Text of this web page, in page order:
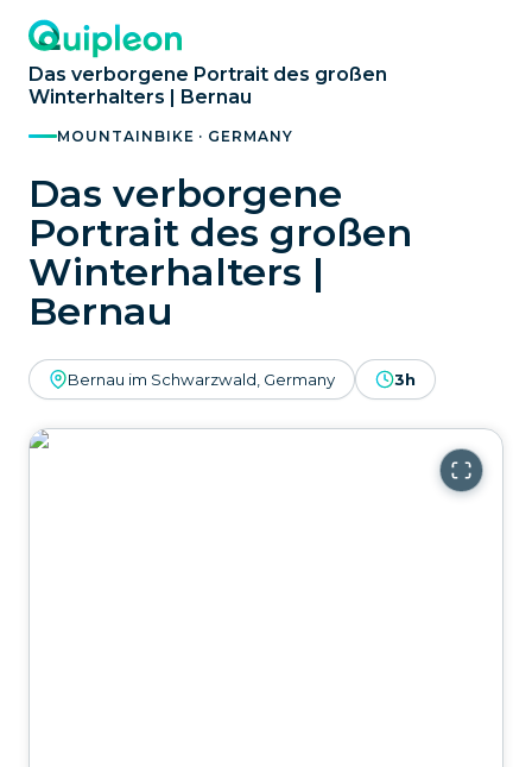
Das verborgene Portrait des großen
Winterhalters | Bernau
MOUNTAINBIKE · GERMANY
Das verborgene
Portrait des großen
Winterhalters |
Bernau
Bernau im Schwarzwald, Germany 3h